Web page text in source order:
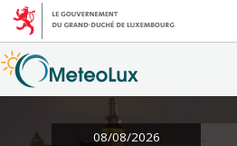
08/08/2026